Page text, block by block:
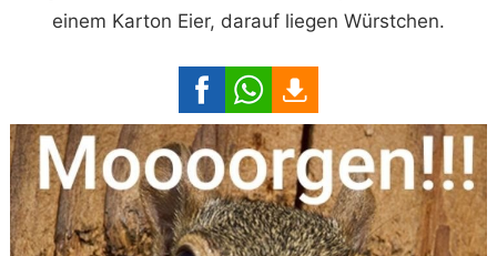
einem Karton Eier, darauf liegen Würstchen.